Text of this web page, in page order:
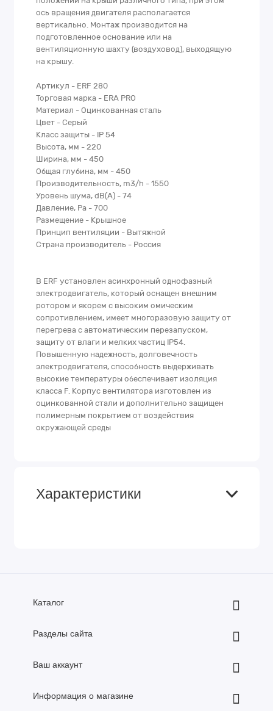
ось вращения двигателя располагается
вертикально. Монтаж производится на
подготовленное основание или на
вентиляционную шахту (воздуховод), выходящую
на крышу.
Артикул - ERF 280
Торговая марка - ERA PRO
Материал - Оцинкованная сталь
Цвет - Серый
Класс защиты - IP 54
Высота, мм - 220
Ширина, мм - 450
Общая глубина, мм - 450
Производительность, m3/h - 1550
Уровень шума, dB(A) - 74
Давление, Pa - 700
Размещение - Крышное
Принцип вентиляции - Вытяжной
Страна производитель - Россия
В ERF установлен асинхронный однофазный
электродвигатель, который оснащен внешним
ротором и якорем с высоким омическим
сопротивлением, имеет многоразовую защиту от
перегрева с автоматическим перезапуском,
защиту от влаги и мелких частиц IP54.
Повышенную надежность, долговечность
электродвигателя, способность выдерживать
высокие температуры обеспечивает изоляция
класса F. Корпус вентилятора изготовлен из
оцинкованной стали и дополнительно защищен
полимерным покрытием от воздействия
окружающей среды
Характеристики
Каталог
Разделы сайта
Ваш аккаунт
Информация о магазине